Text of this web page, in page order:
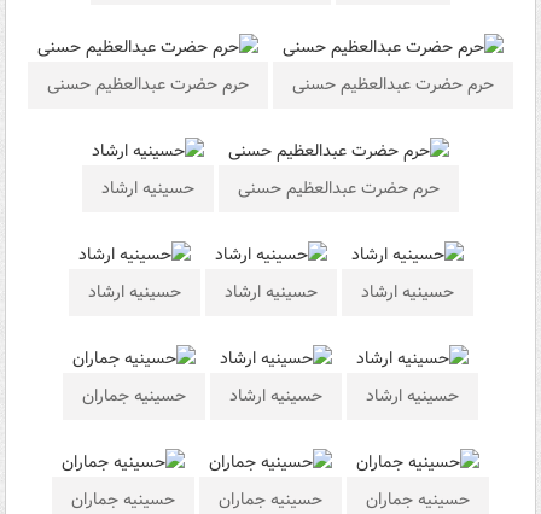
حرم حضرت عبدالعظیم حسنی حرم حضرت عبدالعظیم حسنی
حرم حضرت عبدالعظیم حسنی حسینیه ارشاد
حسینیه ارشاد حسینیه ارشاد حسینیه ارشاد
حسینیه ارشاد حسینیه ارشاد حسینیه جماران
حسینیه جماران حسینیه جماران حسینیه جماران